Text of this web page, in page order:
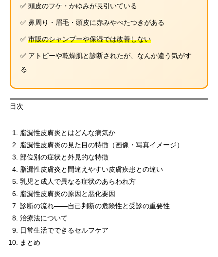
✅ 頭皮のフケ・かゆみが長引いている
✅ 鼻周り・眉毛・頭皮に赤みやべたつきがある
✅ 市販のシャンプーや保湿では改善しない
✅ アトピーや乾燥肌と診断されたが、なんか違う気がす
る
目次
脂漏性皮膚炎とはどんな病気か
脂漏性皮膚炎の見た目の特徴（画像・写真イメージ）
部位別の症状と外見的な特徴
脂漏性皮膚炎と間違えやすい皮膚疾患との違い
乳児と成人で異なる症状のあらわれ方
脂漏性皮膚炎の原因と悪化要因
診断の流れ――自己判断の危険性と受診の重要性
治療法について
日常生活でできるセルフケア
まとめ